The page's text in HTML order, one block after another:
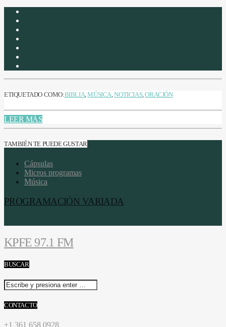
ETIQUETADO COMO:BIBLIA ,MÚSICA ,NOTICIAS,ORACIÓN
LEER MÁS
TAMBIÉN TE PUEDE GUSTAR
Cápsulas
Micros programas
Música
PROGRAMACIÓN VARIADA
KPFE 97.1 FM
BUSCAR
CONTACTO
+1 361 658 0928